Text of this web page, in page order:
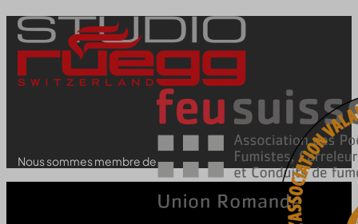
Nous sommes membre de